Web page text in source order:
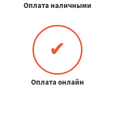
Оплата наличными
✔
Оплата онлайн